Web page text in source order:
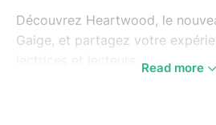
Découvrez Heartwood, le
Gaige, et partagez votre
Read more